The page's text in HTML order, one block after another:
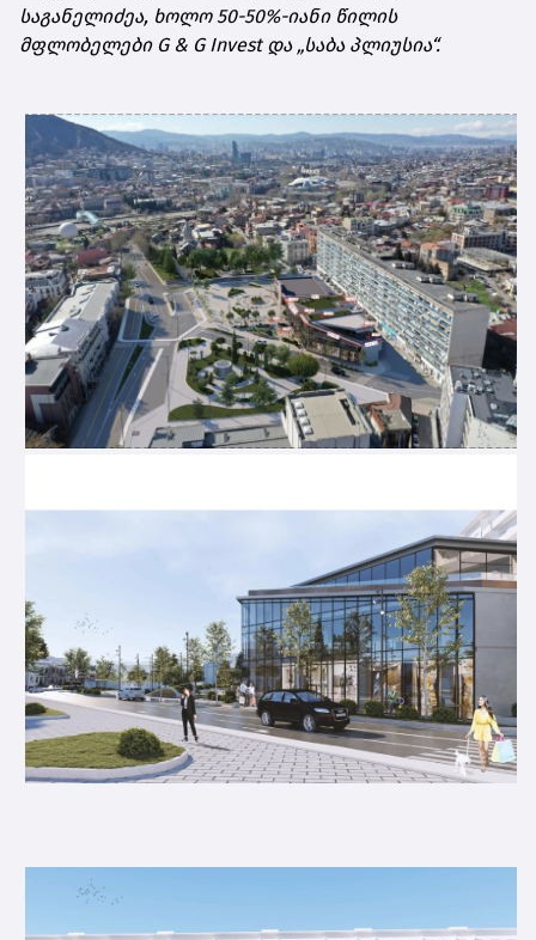
საგანელიძეა, ხოლო 50-50%-იანი წილის
მფლობელები G & G Invest და „საბა პლიუსია“.